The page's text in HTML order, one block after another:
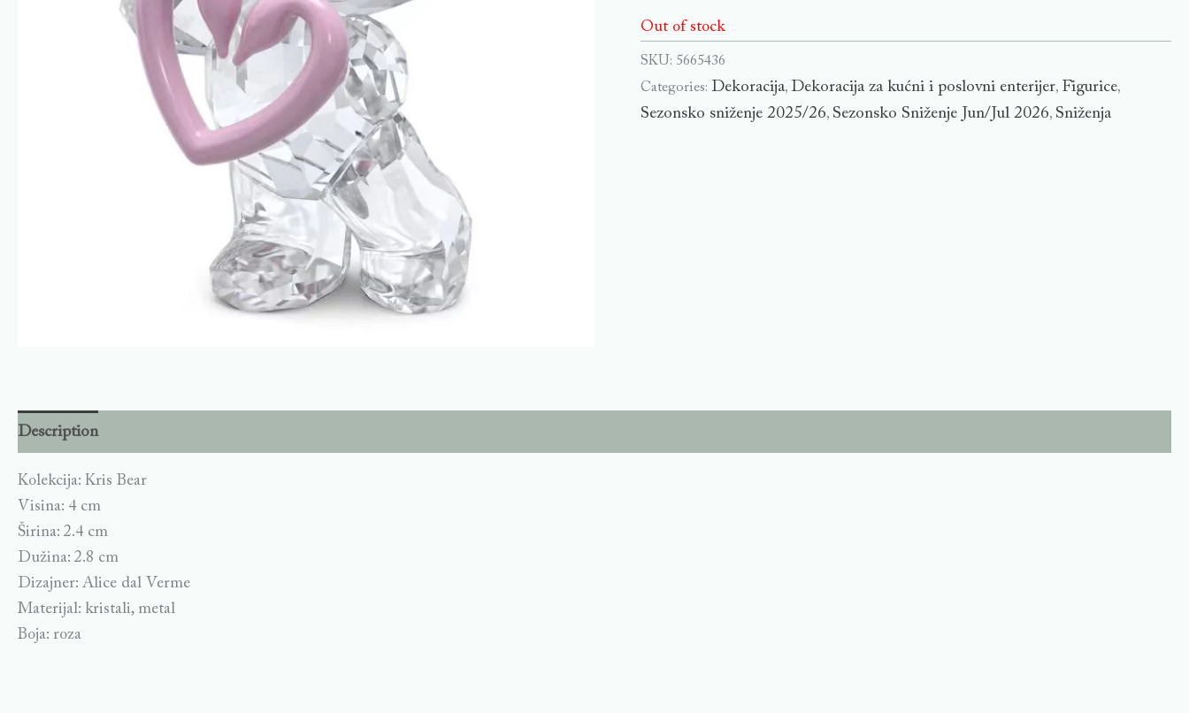
Out of stock
SKU: 5665436
Categories: Dekoracija, Dekoracija za kućni i poslovni enterijer, Figurice,
Sezonsko sniženje 2025/26, Sezonsko Sniženje Jun/Jul 2026, Sniženja
Description
Kolekcija: Kris Bear
Visina: 4 cm
Širina: 2.4 cm
Dužina: 2.8 cm
Dizajner: Alice dal Verme
Materijal: kristali, metal
Boja: roza